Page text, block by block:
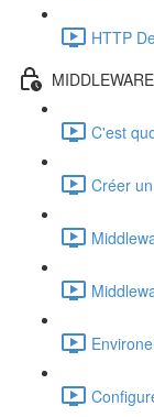
HTTP
C'est
Créer